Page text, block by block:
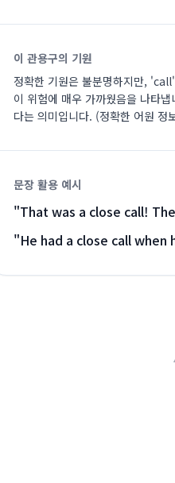
이 관용구의 기원
정확한 기원은 불분명하지만,
이 위험에 매우 가까웠음을 나타
다는 의미입니다. (정확한 어원 정
문장 활용 예시
"That was a close call!
"He had a close call